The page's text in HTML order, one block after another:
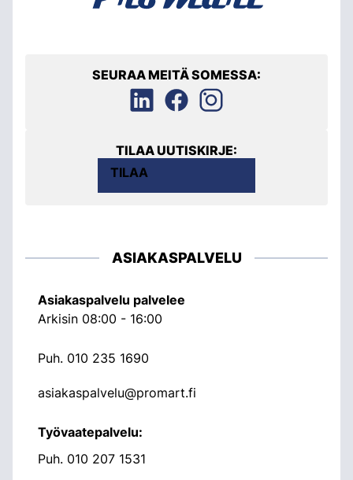
SEURAA MEITÄ SOMESSA:
TILAA UUTISKIRJE:
TILAA
ASIAKASPALVELU
Asiakaspalvelu palvelee
Arkisin 08:00 - 16:00
Puh. 010 235 1690
asiakaspalvelu@promart.fi
Työvaatepalvelu:
Puh. 010 207 1531